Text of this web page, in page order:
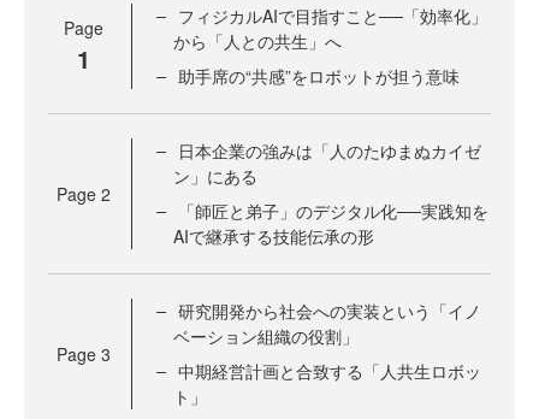
Page
1
フィジカルAIで目指すこと──「効率化」
から「人との共生」へ
助手席の“共感”をロボットが担う意味
Page 2
日本企業の強みは「人のたゆまぬカイゼ
ン」にある
「師匠と弟子」のデジタル化──実践知を
AIで継承する技能伝承の形
Page 3
研究開発から社会への実装という「イノ
ベーション組織の役割」
中期経営計画と合致する「人共生ロボッ
ト」